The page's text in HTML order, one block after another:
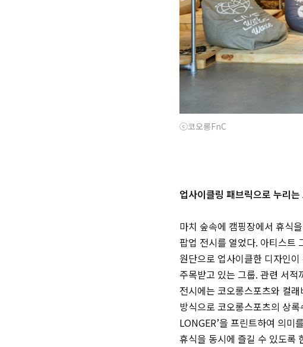
ⓒ코오롱FnC
업사이클링 패브릭으로 누리는
마치 숲속에 캠핑장에서 휴식
팝업 전시를 열었다. 아티스트
원단으로 업사이클한 디자인
주목받고 있는 그룹. 관련 서
전시에는 코오롱스포츠와 컬
방식으로 코오롱스포츠의 상
LONGER’을 프린트하여 의미
휴식을 동시에 즐길 수 있도록